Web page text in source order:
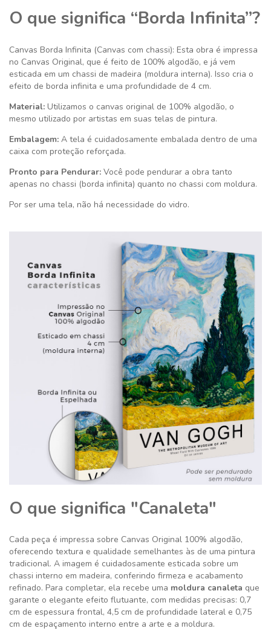
O que significa “Borda Infinita”?
Canvas Borda Infinita (Canvas com chassi): Esta obra é impressa
no Canvas Original, que é feito de 100% algodão, e já vem
esticada em um chassi de madeira (moldura interna). Isso cria o
efeito de borda infinita e uma profundidade de 4 cm.
Material: Utilizamos o canvas original de 100% algodão, o
mesmo utilizado por artistas em suas telas de pintura.
Embalagem: A tela é cuidadosamente embalada dentro de uma
caixa com proteção reforçada.
Pronto para Pendurar: Você pode pendurar a obra tanto
apenas no chassi (borda infinita) quanto no chassi com moldura.
Por ser uma tela, não há necessidade do vidro.
O que significa "Canaleta"
Cada peça é impressa sobre Canvas Original 100% algodão,
oferecendo textura e qualidade semelhantes às de uma pintura
tradicional. A imagem é cuidadosamente esticada sobre um
chassi interno em madeira, conferindo firmeza e acabamento
refinado. Para completar, ela recebe uma moldura canaleta que
garante o elegante efeito flutuante, com medidas precisas: 0,7
cm de espessura frontal, 4,5 cm de profundidade lateral e 0,75
cm de espaçamento interno entre a arte e a moldura.